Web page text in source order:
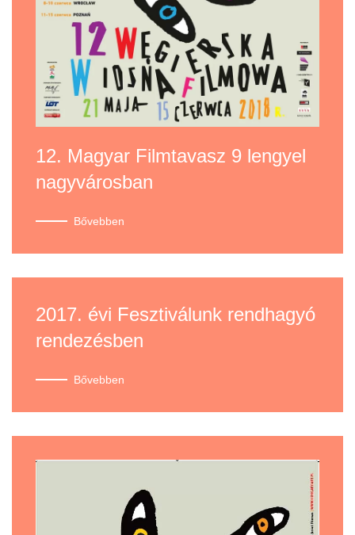
12. Magyar Filmtavasz 9 lengyel
nagyvárosban
Bővebben
2017. évi Fesztiválunk rendhagyó
rendezésben
Bővebben